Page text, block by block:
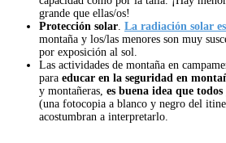
grande que ellas/os!
Protección solar La radiación solar
montaña y los/las menores son muy
por exposición al sol.
Las actividades de montaña en
para educar en la seguridad en
y montañeras, es buena idea que
(una fotocopia a blanco y negro del
acostumbran a interpretarlo.